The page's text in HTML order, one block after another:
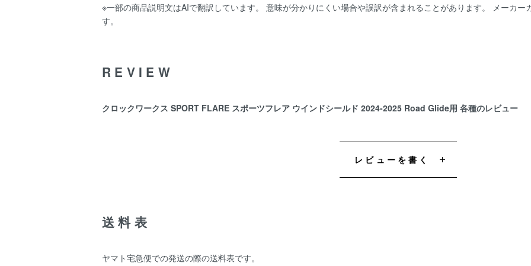
※一部の商品説明文はAIで翻訳しています。 意味が分かりにくい場合や誤訳が含まれることがあります。 メーカー
す。
REVIEW
クロックワークス SPORT FLARE スポーツフレア ウインドシールド 2024-2025 Road Glide用 各種のレビュー
レビューを書く
送料表
ヤマト宅急便での発送の際の送料表です。